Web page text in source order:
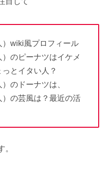
）wiki風プロフィール
）のピーナツはイケメ
とイタい人？
のドーナツは、
）の芸風は？最近の活
。